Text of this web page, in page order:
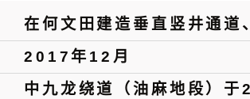
在何文田建造垂直竖井通道
2017年12月
中九龙绕道（油麻地段）